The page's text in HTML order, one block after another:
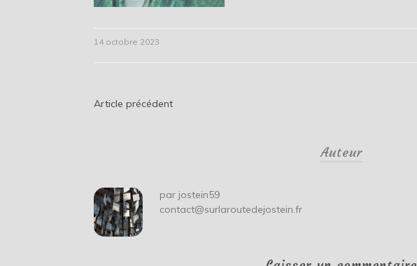
14 octobre 2023
Navigation
Article précédent
Auteur
par jostein59
contact@surlaroutedejostein.fr